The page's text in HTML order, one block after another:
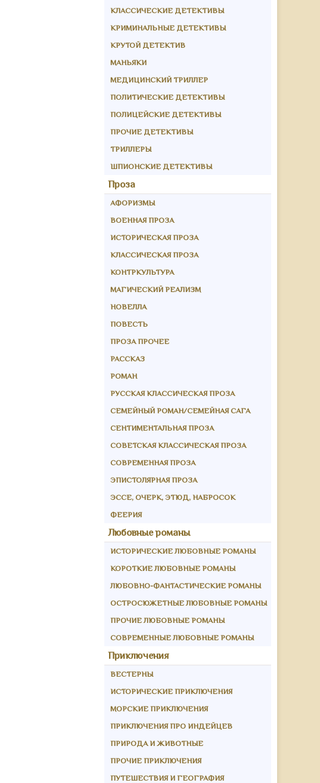
КЛАССИЧЕСКИЕ ДЕТЕКТИВЫ
КРИМИНАЛЬНЫЕ ДЕТЕКТИВЫ
КРУТОЙ ДЕТЕКТИВ
МАНЬЯКИ
МЕДИЦИНСКИЙ ТРИЛЛЕР
ПОЛИТИЧЕСКИЕ ДЕТЕКТИВЫ
ПОЛИЦЕЙСКИЕ ДЕТЕКТИВЫ
ПРОЧИЕ ДЕТЕКТИВЫ
ТРИЛЛЕРЫ
ШПИОНСКИЕ ДЕТЕКТИВЫ
Проза
АФОРИЗМЫ
ВОЕННАЯ ПРОЗА
ИСТОРИЧЕСКАЯ ПРОЗА
КЛАССИЧЕСКАЯ ПРОЗА
КОНТРКУЛЬТУРА
МАГИЧЕСКИЙ РЕАЛИЗМ
НОВЕЛЛА
ПОВЕСТЬ
ПРОЗА ПРОЧЕЕ
РАССКАЗ
РОМАН
РУССКАЯ КЛАССИЧЕСКАЯ ПРОЗА
СЕМЕЙНЫЙ РОМАН/СЕМЕЙНАЯ САГА
СЕНТИМЕНТАЛЬНАЯ ПРОЗА
СОВЕТСКАЯ КЛАССИЧЕСКАЯ ПРОЗА
СОВРЕМЕННАЯ ПРОЗА
ЭПИСТОЛЯРНАЯ ПРОЗА
ЭССЕ, ОЧЕРК, ЭТЮД, НАБРОСОК
ФЕЕРИЯ
Любовные романы
ИСТОРИЧЕСКИЕ ЛЮБОВНЫЕ РОМАНЫ
КОРОТКИЕ ЛЮБОВНЫЕ РОМАНЫ
ЛЮБОВНО-ФАНТАСТИЧЕСКИЕ РОМАНЫ
ОСТРОСЮЖЕТНЫЕ ЛЮБОВНЫЕ РОМАНЫ
ПРОЧИЕ ЛЮБОВНЫЕ РОМАНЫ
СОВРЕМЕННЫЕ ЛЮБОВНЫЕ РОМАНЫ
Приключения
ВЕСТЕРНЫ
ИСТОРИЧЕСКИЕ ПРИКЛЮЧЕНИЯ
МОРСКИЕ ПРИКЛЮЧЕНИЯ
ПРИКЛЮЧЕНИЯ ПРО ИНДЕЙЦЕВ
ПРИРОДА И ЖИВОТНЫЕ
ПРОЧИЕ ПРИКЛЮЧЕНИЯ
ПУТЕШЕСТВИЯ И ГЕОГРАФИЯ